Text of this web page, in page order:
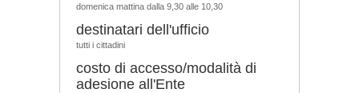
domenica mattina dalla 9,30 alle 10,30
destinatari dell'ufficio
tutti i cittadini
costo di accesso/modalità di
adesione all'Ente